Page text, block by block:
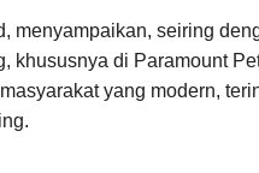
menyampaikan, seiring
khususnya di Paramount
yang modern,